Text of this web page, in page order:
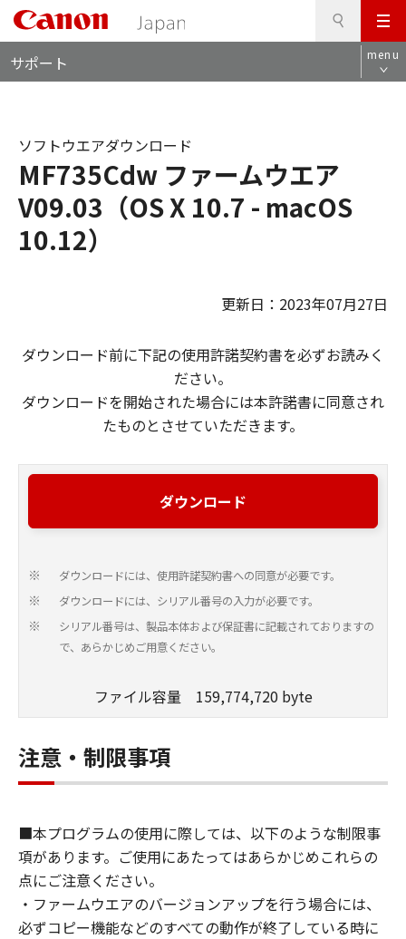
メ
ニ
ュ
サポート menu
MF735Cdw ファームウエア
V09.03（OS X 10.7 - macOS
10.12）
ソフトウエアダウンロード
更新日：2023年07月27日
ダウンロード前に下記の使用許諾契約書を必ずお読みく
ださい。
ダウンロードを開始された場合には本許諾書に同意され
たものとさせていただきます。
ダウンロード
※ ダウンロードには、使用許諾契約書への同意が必要です。
※ ダウンロードには、シリアル番号の入力が必要です。
※
シリアル番号は、製品本体および保証書に記載されておりますの
で、あらかじめご用意ください。
ファイル容量 159,774,720 byte
注意・制限事項
■本プログラムの使用に際しては、以下のような制限事
項があります。ご使用にあたってはあらかじめこれらの
点にご注意ください。
・ファームウエアのバージョンアップを行う場合には、
必ずコピー機能などのすべての動作が終了している時に